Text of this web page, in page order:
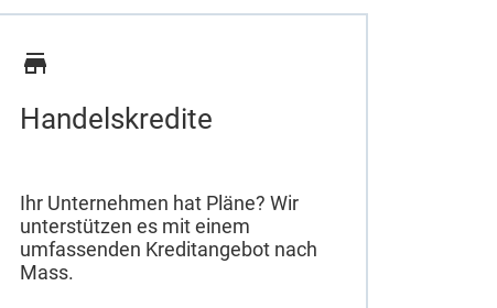
Handelskredite
Ihr Unternehmen hat Pläne? Wir
unterstützen es mit einem
umfassenden Kreditangebot nach
Mass.